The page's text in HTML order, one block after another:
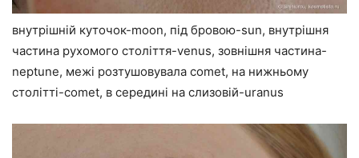
внутрішній куточок-moon, під бровою-sun, внутрішня
частина рухомого століття-venus, зовнішня частина-
neptune, межі розтушовувала comet, на нижньому
столітті-comet, в середині на слизовій-uranus